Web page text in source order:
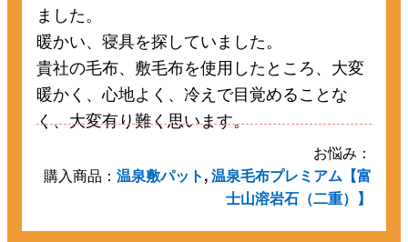
ました。
暖かい、寝具を探していました。
貴社の毛布、敷毛布を使用したところ、大変
暖かく、心地よく、冷えで目覚めることな
く、大変有り難く思います。
お悩み：
購入商品： 温泉敷パット,温泉毛布プレミアム【富
士山溶岩石（二重）】